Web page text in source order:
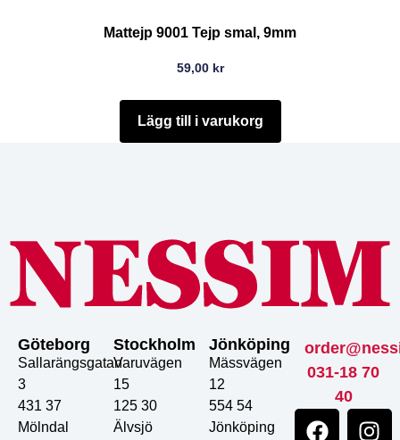
Mattejp 9001 Tejp smal, 9mm
59,00 kr
Lägg till i varukorg
Göteborg
Sallarängsgatan
3
431 37
Mölndal
Stockholm
Varuvägen
15
125 30
Älvsjö
Jönköping
Mässvägen
12
554 54
Jönköping
031-18 70
40